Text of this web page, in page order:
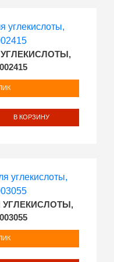
В КОРЗИНУ
УГЛЕКИСЛОТЫ,